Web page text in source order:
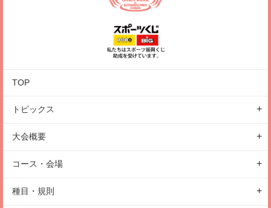
TOP
トピックス
レポート
はじめての方へ
大会概要
大会の特徴
コース・会場
コースについて
種目・規則